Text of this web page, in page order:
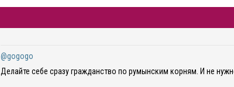
@gogogo
Делайте себе сразу гражданство по румынским корням. И не